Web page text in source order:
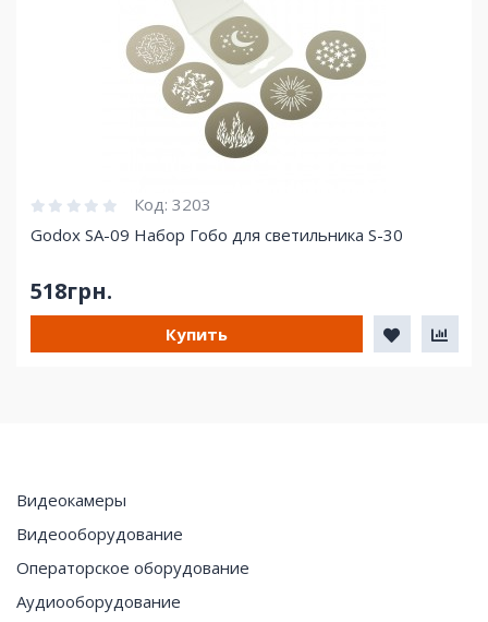
Код: 3203
Godox SA-09 Набор Гобо для светильника S-30
518грн.
Купить
Видеокамеры
Видеооборудование
Операторское оборудование
Аудиооборудование